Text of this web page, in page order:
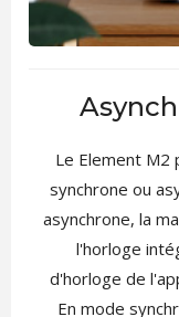
Le Element M2
synchrone ou
asynchrone, la
l'horloge
d'horloge de
En mode